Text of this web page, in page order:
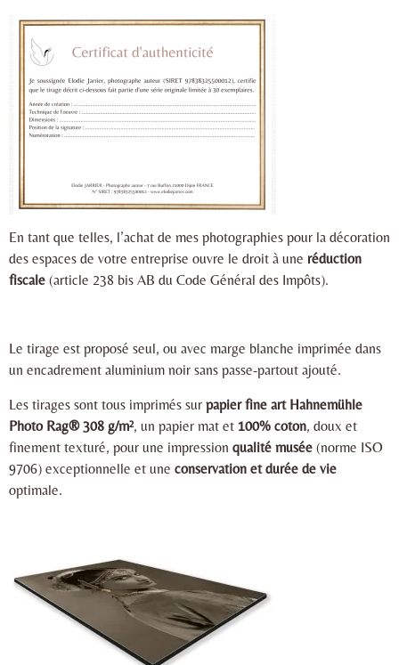
En tant que telles, l’achat de mes photographies pour la décoration
des espaces de votre entreprise ouvre le droit à une réduction
fiscale (article 238 bis AB du Code Général des Impôts).
Le tirage est proposé seul, ou avec marge blanche imprimée dans
un encadrement aluminium noir sans passe-partout ajouté.
Les tirages sont tous imprimés sur papier fine art Hahnemühle
Photo Rag® 308 g/m², un papier mat et 100% coton, doux et
finement texturé, pour une impression qualité musée (norme ISO
9706) exceptionnelle et une conservation et durée de vie
optimale.